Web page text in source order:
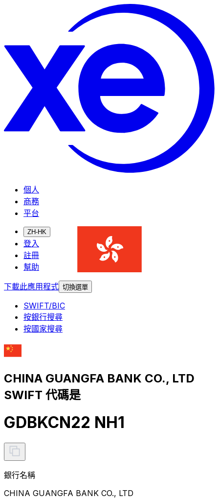
個人
商務
平台
ZH-HK
登入
註冊
幫助
下載此應用程式 切換選單
SWIFT/BIC
按銀行搜尋
按國家搜尋
CHINA GUANGFA BANK CO., LTD
SWIFT 代碼是
GDBKCN22 NH1
銀行名稱
CHINA GUANGFA BANK CO., LTD